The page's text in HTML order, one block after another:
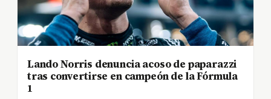
Lando Norris denuncia acoso de paparazzi
tras convertirse en campeón de la Fórmula
1